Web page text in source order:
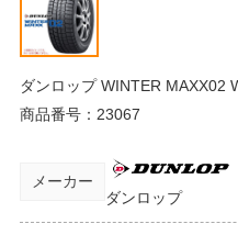
ダンロップ WINTER MAXX02
商品番号： 23067
メーカー
ダンロップ